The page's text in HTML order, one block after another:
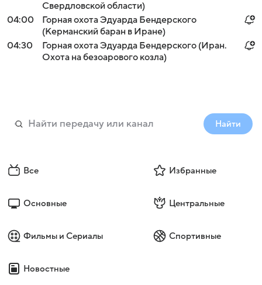
Свердловской области)
04:00
Горная охота Эдуарда Бендерского
(Керманский баран в Иране)
04:30
Горная охота Эдуарда Бендерского (Иран.
Охота на безоарового козла)
Найти
Все Избранные
Основные Центральные
Фильмы и Сериалы Спортивные
Новостные